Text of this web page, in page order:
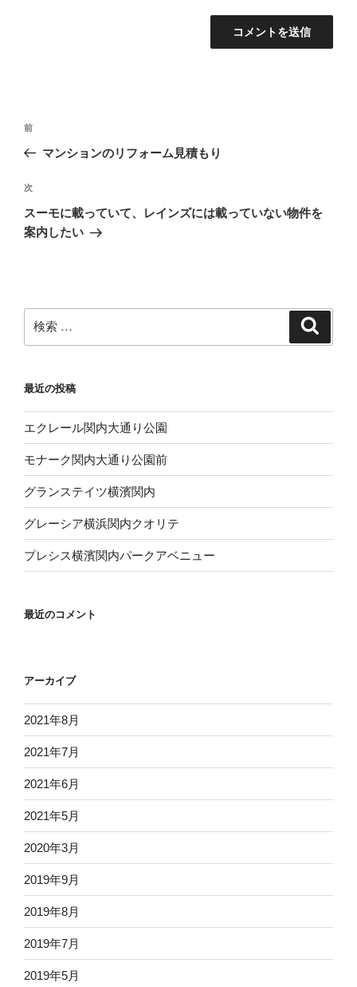
投
ビ
ゲ
ー
過
去
投
稿
前
マンションのリフォーム見積もり
次
の
投
次
スーモに載っていて、レインズには載っていない物件を
案内したい
検
索:
最近の投稿
エクレール関内大通り公園
モナーク関内大通り公園前
グランステイツ横濱関内
グレーシア横浜関内クオリテ
プレシス横濱関内パークアベニュー
最近のコメント
アーカイブ
2021年8月
2021年7月
2021年6月
2021年5月
2020年3月
2019年9月
2019年8月
2019年7月
2019年5月